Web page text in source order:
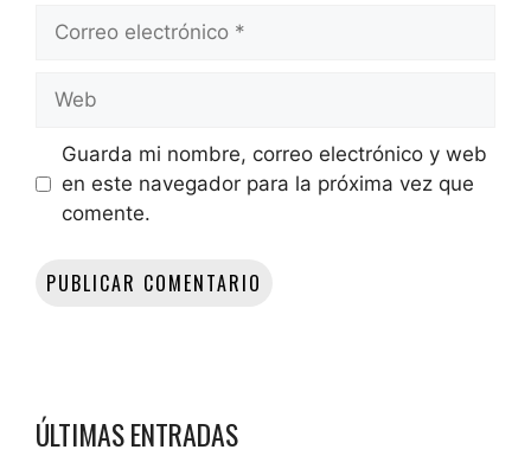
Correo
Web
Guarda mi nombre, correo electrónico y web
en este navegador para la próxima vez que
comente.
ÚLTIMAS ENTRADAS